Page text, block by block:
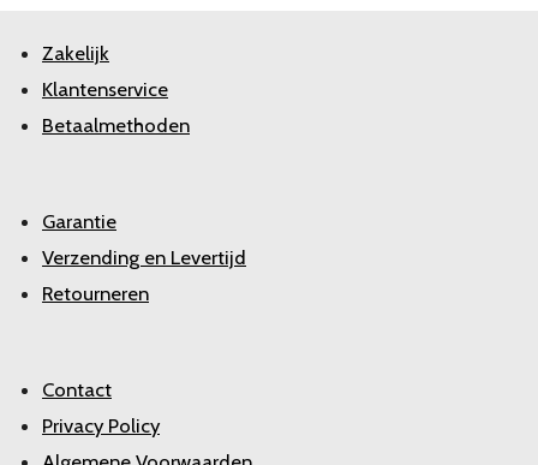
Zakelijk
Klantenservice
Betaalmethoden
Garantie
Verzending en Levertijd
Retourneren
Contact
Privacy Policy